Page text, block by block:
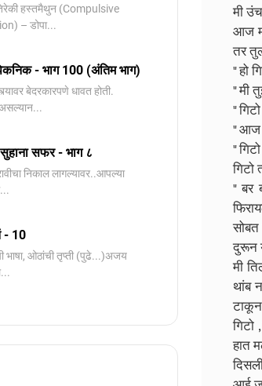
हस्तमैथुन (Compulsive
– डोपा...
- भाग 100 (अंतिम भाग)
बेदरकारपणे धावत होती.
सफर - भाग ८
निकाल लागल्यावर..आपल्या
- 10
भाषा, ओठांची तृप्ती (पुढे...)अजय
मी
आज
तर
" हो
" मी
"
" आज
"
" बर
दुरून
मी
थांब
हात